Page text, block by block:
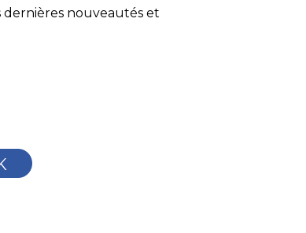
nouveautés et